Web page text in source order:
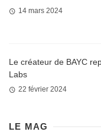
14 mars 2024
Le créateur de BAYC
Labs
22 février 2024
LE MAG